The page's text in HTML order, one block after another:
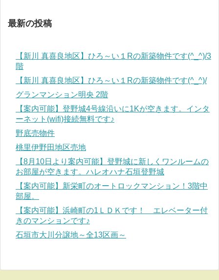
最新の投稿
【新川 真喜良地区】ひろ～い１Rの新築物件です(^_^)/3
階
【新川 真喜良地区】ひろ～い１Rの新築物件です(^_^)/
グランマンション明央 2階
【案内可能】登野城4号線沿いに1Kが空きます。インタ
ーネット(wifi)接続無料です♪
野底売物件
桃里伊野田地区売地
【8月10日より案内可能】登野城に新しくワンルームの
お部屋が空きます。ハレオハナ石垣登野城
【案内可能】新栄町のオートロックマンション！3階中
部屋。
【案内可能】浜崎町の1ＬＤＫです！ エレベーター付
きのマンションです♪
石垣市大川分譲地～全13区画～